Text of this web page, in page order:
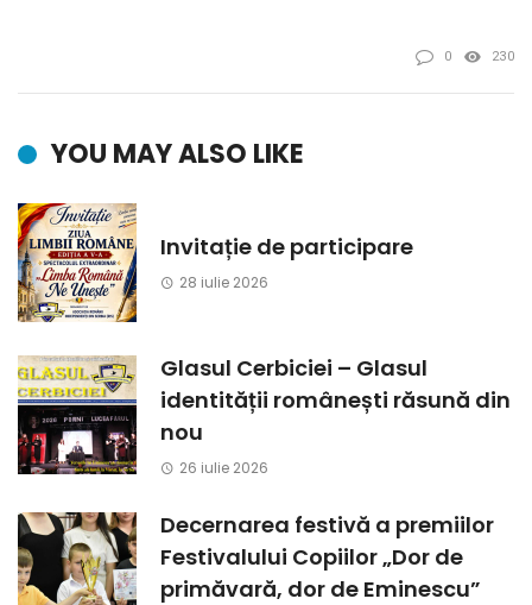
0 230
YOU MAY ALSO LIKE
Invitație de participare
28 iulie 2026
Glasul Cerbiciei – Glasul
identității românești răsună din
nou
26 iulie 2026
Decernarea festivă a premiilor
Festivalului Copiilor „Dor de
primăvară, dor de Eminescu”